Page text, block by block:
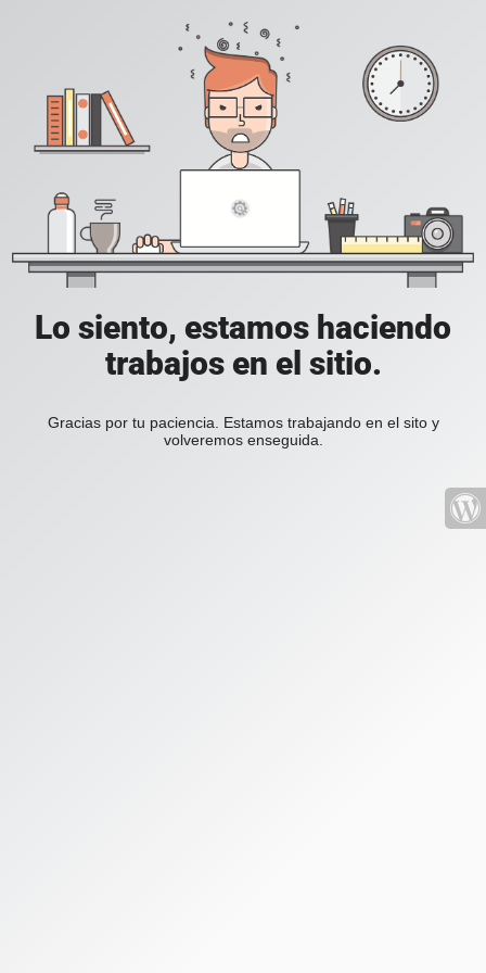
Lo siento, estamos haciendo
trabajos en el sitio.
Gracias por tu paciencia. Estamos trabajando en el sito y
volveremos enseguida.